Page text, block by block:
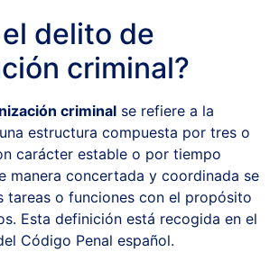
delito de
criminal?
criminal se refiere a la
estructura compuesta por tres o
carácter estable o por tiempo
manera concertada y coordinada se
tareas o funciones con el propósito
Esta definición está recogida en el
Código Penal español.